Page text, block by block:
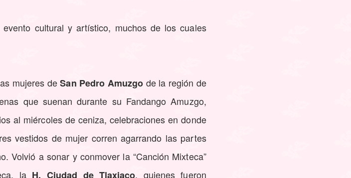
cultural y artístico, muchos de los cuales
mujeres deSan Pedro Amuzgode la región de
que suenan durante su Fandango Amuzgo,
al miércoles de ceniza, celebraciones en donde
vestidos de mujer corren agarrando las partes
Volvió a sonar y conmover la “Canción Mixteca”
la H. Ciudad de Tlaxiaco, quienes fueron